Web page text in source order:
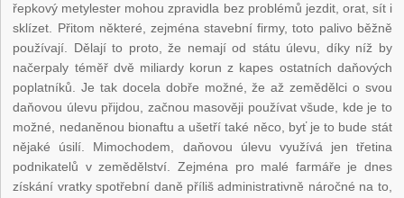
řepkový metylester mohou zpravidla bez problémů jezdit, orat, sít i
sklízet. Přitom některé, zejména stavební firmy, toto palivo běžně
používají. Dělají to proto, že nemají od státu úlevu, díky níž by
načerpaly téměř dvě miliardy korun z kapes ostatních daňových
poplatníků. Je tak docela dobře možné, že až zemědělci o svou
daňovou úlevu přijdou, začnou masověji používat všude, kde je to
možné, nedaněnou bionaftu a ušetří také něco, byť je to bude stát
nějaké úsilí. Mimochodem, daňovou úlevu využívá jen třetina
podnikatelů v zemědělství. Zejména pro malé farmáře je dnes
získání vratky spotřební daně příliš administrativně náročné na to,